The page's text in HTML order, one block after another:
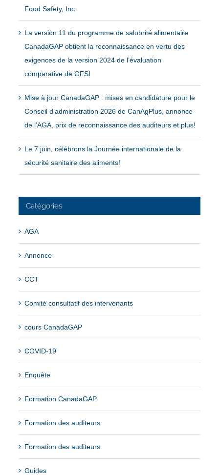
Food Safety, Inc.
La version 11 du programme de salubrité alimentaire
CanadaGAP obtient la reconnaissance en vertu des
exigences de la version 2024 de l’évaluation
comparative de GFSI
Mise à jour CanadaGAP : mises en candidature pour le
Conseil d’administration 2026 de CanAgPlus, annonce
de l’AGA, prix de reconnaissance des auditeurs et plus!
Le 7 juin, célébrons la Journée internationale de la
sécurité sanitaire des aliments!
Catégories
AGA
Annonce
CCT
Comité consultatif des intervenants
cours CanadaGAP
COVID-19
Enquête
Formation CanadaGAP
Formation des auditeurs
Formation des auditeurs
Guides